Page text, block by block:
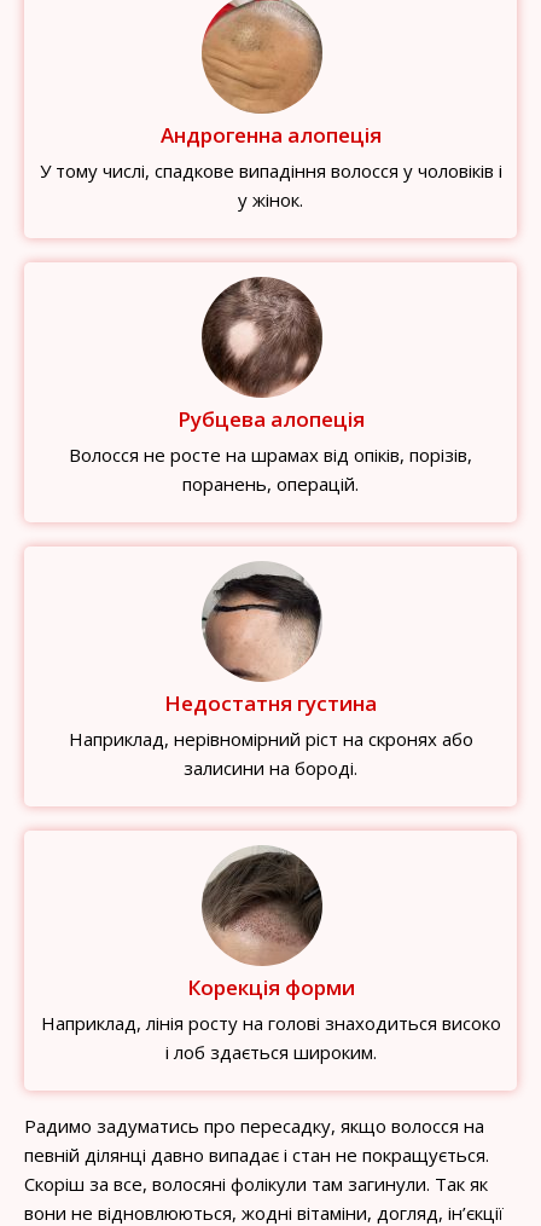
Андрогенна алопеція
У тому числі, спадкове випадіння волосся у чоловіків і
у жінок.
Рубцева алопеція
Волосся не росте на шрамах від опіків, порізів,
поранень, операцій.
Недостатня густина
Наприклад, нерівномірний ріст на скронях або
залисини на бороді.
Корекція форми
Наприклад, лінія росту на голові знаходиться високо
і лоб здається широким.
Радимо задуматись про пересадку, якщо волосся на
певній ділянці давно випадає і стан не покращується.
Скоріш за все, волосяні фолікули там загинули. Так як
вони не відновлюються, жодні вітаміни, догляд, ін’єкції